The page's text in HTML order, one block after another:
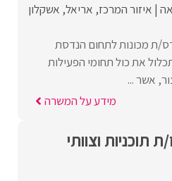
איזור המרכז אריאל אשקלון
ת מכונות לתחום הנדסת
את כול תחומי הפעילות
אשר ...
מידע על המשרה
תוכניות וצוותי